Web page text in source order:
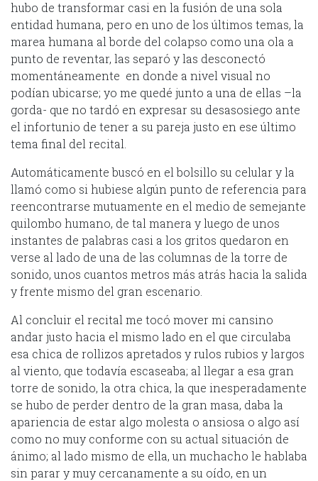
hubo de transformar casi en la fusión de una sola
entidad humana, pero en uno de los últimos temas, la
marea humana al borde del colapso como una ola a
punto de reventar, las separó y las desconectó
momentáneamente en donde a nivel visual no
podían ubicarse; yo me quedé junto a una de ellas –la
gorda- que no tardó en expresar su desasosiego ante
el infortunio de tener a su pareja justo en ese último
tema final del recital.
Automáticamente buscó en el bolsillo su celular y la
llamó como si hubiese algún punto de referencia para
reencontrarse mutuamente en el medio de semejante
quilombo humano, de tal manera y luego de unos
instantes de palabras casi a los gritos quedaron en
verse al lado de una de las columnas de la torre de
sonido, unos cuantos metros más atrás hacia la salida
y frente mismo del gran escenario.
Al concluir el recital me tocó mover mi cansino
andar justo hacia el mismo lado en el que circulaba
esa chica de rollizos apretados y rulos rubios y largos
al viento, que todavía escaseaba; al llegar a esa gran
torre de sonido, la otra chica, la que inesperadamente
se hubo de perder dentro de la gran masa, daba la
apariencia de estar algo molesta o ansiosa o algo así
como no muy conforme con su actual situación de
ánimo; al lado mismo de ella, un muchacho le hablaba
sin parar y muy cercanamente a su oído, en un